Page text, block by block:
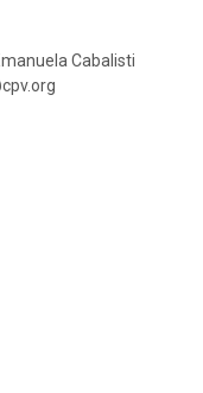
Cabalisti